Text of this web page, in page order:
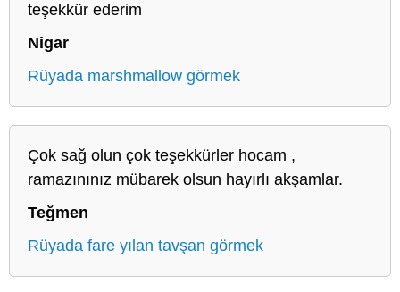
teşekkür ederim
Nigar
Rüyada marshmallow görmek
Çok sağ olun çok teşekkürler hocam ,
ramazınınız mübarek olsun hayırlı akşamlar.
Teğmen
Rüyada fare yılan tavşan görmek